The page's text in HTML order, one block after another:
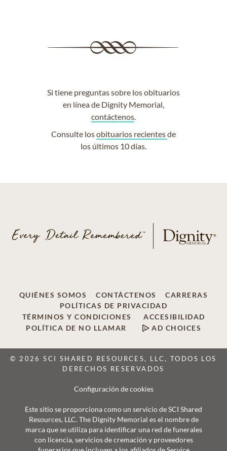
Si tiene preguntas sobre los obituarios
en línea de Dignity Memorial,
contáctenos.
Consulte losobituarios recientesde
los últimos 10 días.
QUIÉNES SOMOS CONTÁCTENOS
CARRERAS
POLÍTICAS DE PRIVACIDAD
TÉRMINOS Y CONDICIONES
ACCESIBILIDAD
POLÍTICA DE NO LLAMAR
AD CHOICES
© 2026 SCI SHARED RESOURCES, LLC, TODOS LOS
DERECHOS RESERVADOS
Configuración de cookies
Este sitio se proporciona como un servicio de SCI Shared
Resources, LLC. The Dignity Memorial es el nombre de
marca que se utiliza para identificar una red de funerales
con licencia, servicios de cremación y proveedores